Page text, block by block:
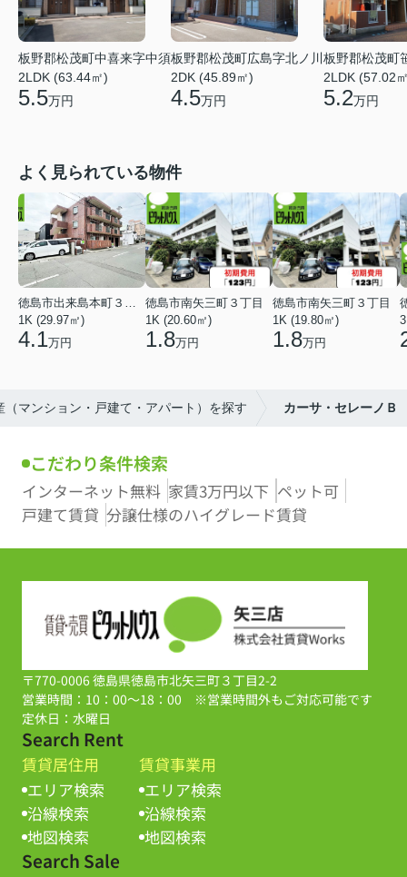
板野郡松茂町中喜来字中須
2LDK (63.44㎡)
5.5万円
板野郡松茂町広島字北ノ川
2DK (45.89㎡)
4.5万円
板野郡松茂町
2LDK (57.02
5.2万円
よく見られている物件
1K (29.97㎡)
4.1万円
徳島市南矢三町３丁目
1K (20.60㎡)
1.8万円
徳島市南矢三町３丁目
1K (19.80㎡)
1.8万円
マンション・戸建て・アパート）を探す カーサ・セレーノＢ
こだわり条件検索
インターネット無料 家賃3万円以下 ペット可
戸建て賃貸 分譲仕様のハイグレード賃貸
〒770-0006 徳島県徳島市北矢三町３丁目2-2
営業時間：10：00～18：00 ※営業時間外もご対応可能です
定休日：水曜日
Search Rent
賃貸居住用
エリア検索
沿線検索
地図検索
賃貸事業用
エリア検索
沿線検索
地図検索
Search Sale